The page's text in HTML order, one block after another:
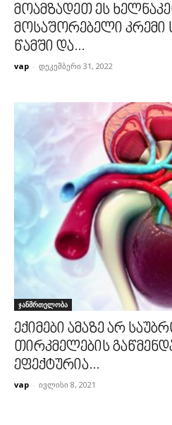
მოამზადეთ ეს
მოსაშორებელი კრემი
წამში და...
vap - დეკემბერი 31, 2022
ჯანმრთელობა
ექიმები ამაზე არ
თირკმელების
ეფექტურია...
vap - ივლისი 8, 2021